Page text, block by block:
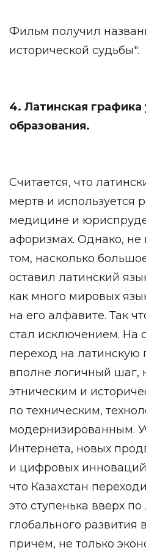
Фильм получил
исторической судьбы".
4. Латинская
образования.
Считается, что
мертв и используется
медицине и
афоризмах. Однако, не
том, насколько
оставил латинский
как много мировых
на его алфавите. Так
стал исключением. На
переход на латинскую
вполне логичный шаг,
этническим и
по техническим,
модернизированным.
Интернета, новых
и цифровых
что Казахстан
это ступенька вверх
глобального развития
причем, не только